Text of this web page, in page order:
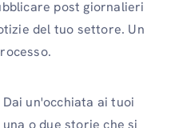
post giornalieri
del tuo settore. Un
Dai un'occhiata ai tuoi
o due storie che si